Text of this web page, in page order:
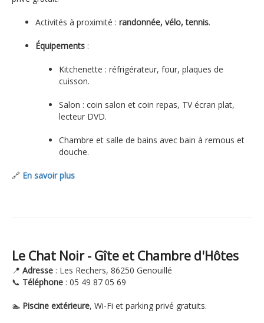
Activités à proximité : randonnée, vélo, tennis.
Équipements :
Kitchenette : réfrigérateur, four, plaques de
cuisson.
Salon : coin salon et coin repas, TV écran plat,
lecteur DVD.
Chambre et salle de bains avec bain à remous et
douche.
🔗 En savoir plus
Le Chat Noir - Gîte et Chambre d'Hôtes
📍 Adresse : Les Rechers, 86250 Genouillé
📞 Téléphone : 05 49 87 05 69
🏊 Piscine extérieure, Wi-Fi et parking privé gratuits.